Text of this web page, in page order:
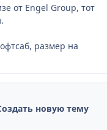
от Engel Group, тот
размер на
новую тему